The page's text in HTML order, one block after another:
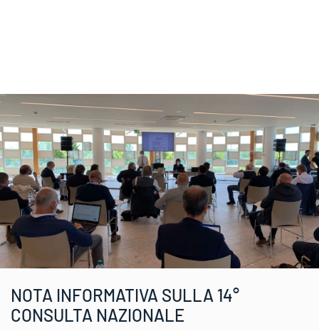
NOTA INFORMATIVA SULLA 14°
CONSULTA NAZIONALE